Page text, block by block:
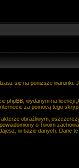
się na poniższe
phpBB, wydanym na licencji „
za pomocą tego
obraźliwym,
o Twoim
w bazie danych. Dane